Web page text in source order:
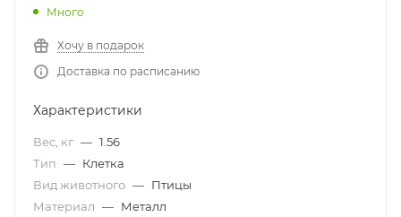
Много
Хочу в подарок
Доставка по расписанию
Характеристики
Вес, кг — 1.56
Тип — Клетка
Вид животного — Птицы
Материал — Металл